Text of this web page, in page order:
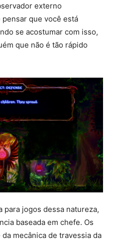
externo
que você está
se acostumar com isso,
que não é tão rápido
para jogos dessa natureza,
baseada em chefe. Os
mecânica de travessia da